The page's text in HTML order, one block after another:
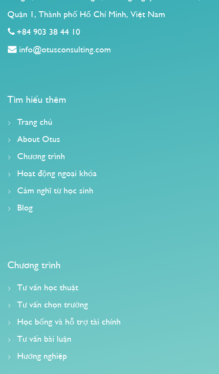
Quận 1, Thành phố Hồ Chí Minh, Việt Nam
+84 903 38 44 10
info@otusconsulting.com
Tìm hiểu thêm
Trang chủ
About Otus
Chương trình
Hoạt động ngoại khóa
Cảm nghĩ từ học sinh
Blog
Chương trình
Tư vấn học thuật
Tư vấn chọn trường
Học bổng và hỗ trợ tài chính
Tư vấn bài luận
Hướng nghiệp